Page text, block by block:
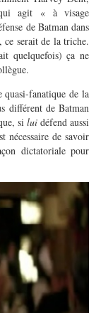
qui agit « à visage
de Batman dans
ce serait de la triche.
quelquefois) ça ne
fanatique de la
différent de Batman
si lui défend aussi
nécessaire de savoir
dictatoriale pour